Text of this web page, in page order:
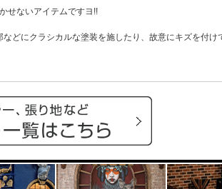
せないアイテムですヨ!!
どにクラシカルな塗装を施したり、故意にキズを付け